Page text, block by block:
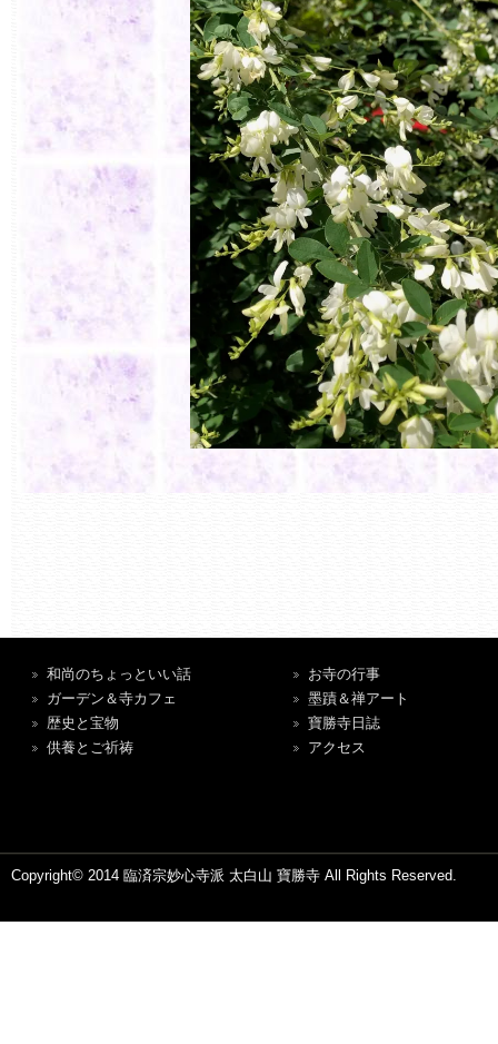
和尚のちょっといい話
ガーデン＆寺カフェ
歴史と宝物
供養とご祈祷
お寺の行事
墨蹟＆禅アート
寶勝寺日誌
アクセス
Copyright© 2014 臨済宗妙心寺派 太白山 寶勝寺 All Rights Reserved.